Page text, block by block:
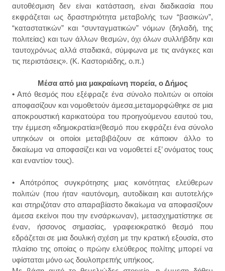
αυτοθέσμιση δεν είναι κατάσταση, είναι διαδικασία που
εκφράζεται ως δραστηριότητα μεταβολής των “βασικών”,
“καταστατικών” και “συνταγματικών” νόμων (δηλαδή, της
πολιτείας) και των άλλων θεσμών, όχι όλων συλλήβδην και
ταυτοχρόνως αλλά σταδιακά, σύμφωνα με τις ανάγκες και
τις περιστάσεις». (Κ. Καστοριάδης, ο.π.)
Μέσα από μια μακραίωνη πορεία, ο Δήμος
• Από θεσμός που εξέφραζε ένα σύνολο πολιτών οι οποίοι
αποφασίζουν και νομοθετούν άμεσα,μεταμορφώθηκε σε μια
αποκρουστική καρικατούρα του προηγούμενου εαυτού του,
την έμμεση «δημοκρατία»(θεσμό που εκφράζει ένα σύνολο
υπηκόων οι οποίοι μεταβιβάζουν σε κάποιον άλλο το
δικαίωμα να αποφασίζει και να νομοθετεί εξ’ ονόματος τους
και εναντίον τους).
• Απότρόπος συγκρότησης μιας κοινότητας ελεύθερων
πολιτών (που ήταν «αυτόνομη, αυτοδίκαιη και αυτοτελής»
και στηριζόταν στο απαραβίαστο δικαίωμα να αποφασίζουν
άμεσα εκείνοι που την ενσάρκωναν), μετασχηματίστηκε σε
έναν, ήσσονος σημασίας, γραφειοκρατικό θεσμό που
εδράζεται σε μια δουλική σχέση με την κρατική εξουσία, στο
πλαίσιο της οποίας ο πρώην ελεύθερος πολίτης μπορεί να
υφίσταται μόνο ως δουλοπρεπής υπήκοος.